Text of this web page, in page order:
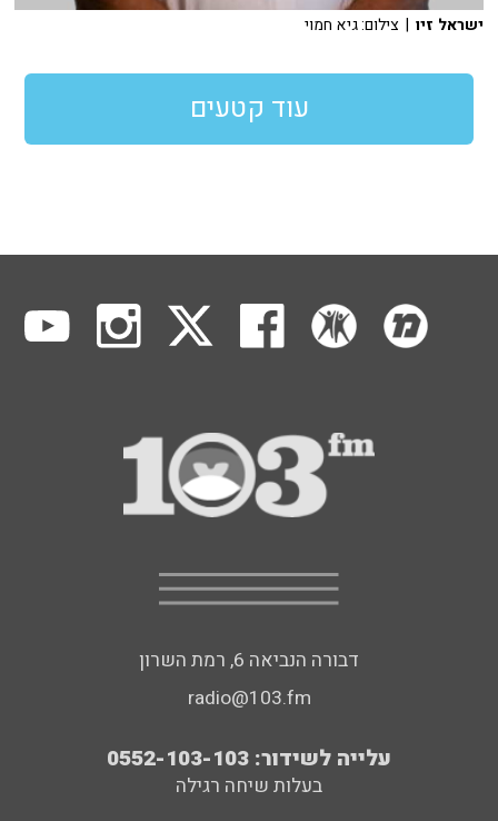
ישראל זיו | צילום: גיא חמוי
עוד קטעים
דבורה הנביאה 6, רמת השרון
radio@103.fm
עלייה לשידור: 0552-103-103
בעלות שיחה רגילה